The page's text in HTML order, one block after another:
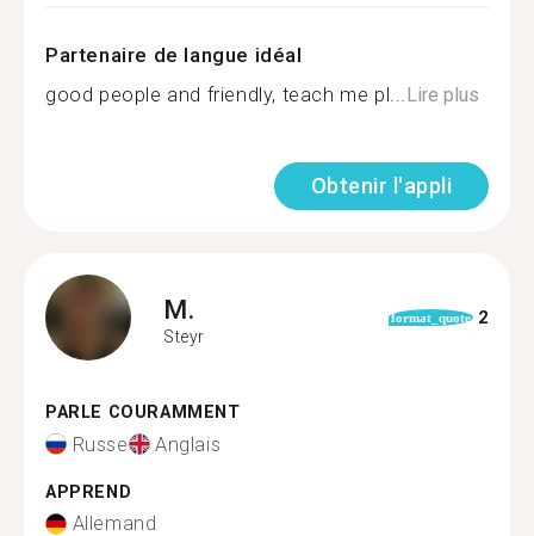
Partenaire de langue idéal
good people and friendly, teach me pl...Lire plus
Obtenir l'appli
M.
Steyr
format_quote 2
PARLE COURAMMENT
Russe Anglais
APPREND
Allemand